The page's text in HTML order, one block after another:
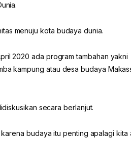
menuju kota budaya dunia.
2020 ada program tambahan yakni
kampung atau desa budaya
secara berlanjut.
budaya itu penting apalagi kita